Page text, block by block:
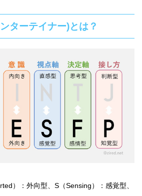
ターテイナー)とは？
）：外向型、S（Sensing）：感覚型、